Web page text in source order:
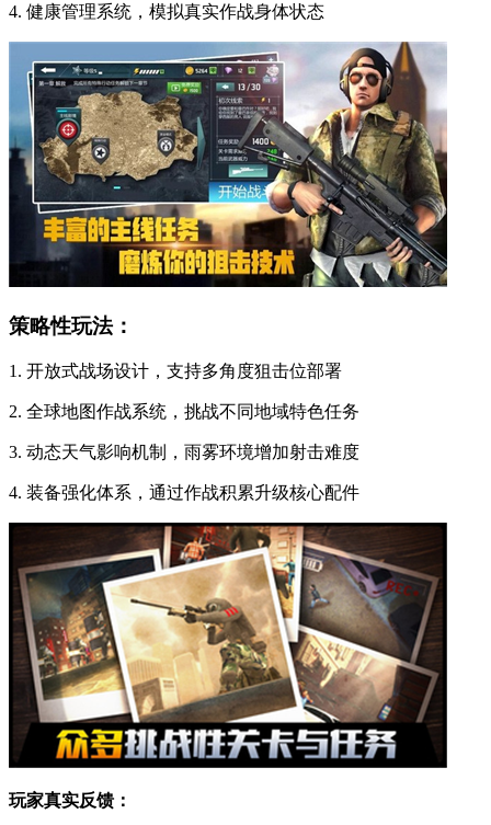
4. 健康管理系统，模拟真实作战身体状态
策略性玩法：
1. 开放式战场设计，支持多角度狙击位部署
2. 全球地图作战系统，挑战不同地域特色任务
3. 动态天气影响机制，雨雾环境增加射击难度
4. 装备强化体系，通过作战积累升级核心配件
玩家真实反馈：